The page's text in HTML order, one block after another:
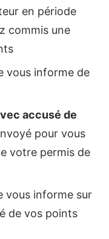
en période
commis une
vous informe de
accusé de
pour vous
votre permis de
vous informe sur
de vos points